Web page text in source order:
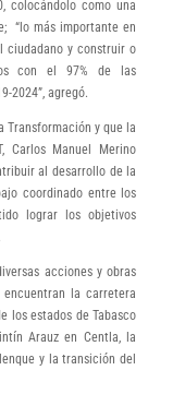
colocándolo como una
“lo más importante en
ciudadano y construir o
con el 97% de las
2024”, agregó.
Transformación y que la
Manuel Merino
al desarrollo de la
coordinado entre los
lograr los objetivos
acciones y obras
la carretera
los estados de Tabasco
Arauz en Centla, la
y la transición del